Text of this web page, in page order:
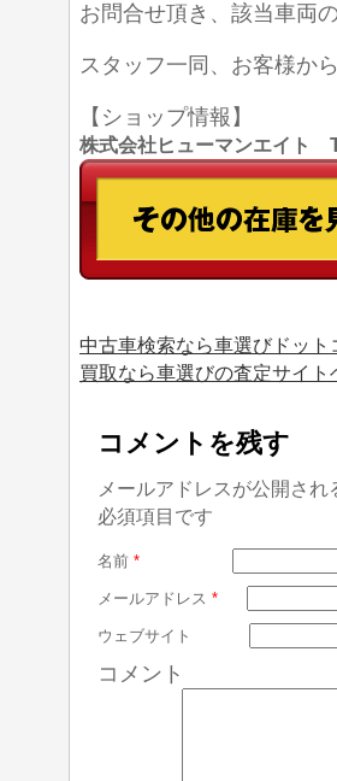
お問合せ頂き、該当車両
スタッフ一同、お客様か
【ショップ情報】
株式会社ヒューマンエイト
中古車検索なら車選びドット
買取なら車選びの査定サイト
コメントを残す
メールアドレスが公開さ
必須項目です
名前 *
メールアドレス *
ウェブサイト
コメント